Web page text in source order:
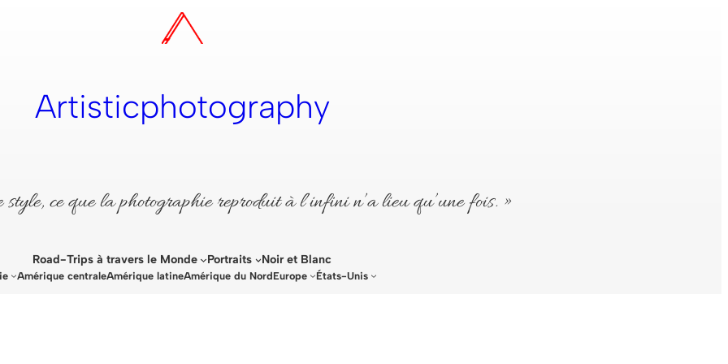
Artisticphotography
ce que la photographie reproduit à l’infini n’a lieu qu’une fois. »
Road-Trips à travers le Monde Portraits Noir et Blanc
Amérique centraleAmérique latineAmérique du NordEurope États-Unis